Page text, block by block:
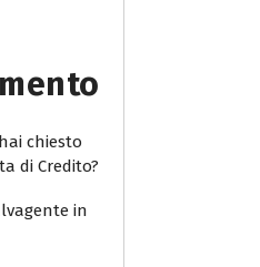
chiesto
di Credito?
in